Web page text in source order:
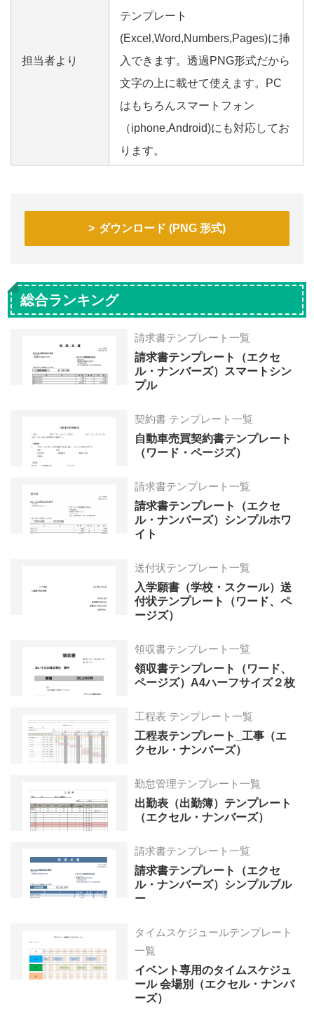
担当者より
テンプレート
(Excel,Word,Numbers,Pages)に挿
入できます。透過PNG形式だから
文字の上に載せて使えます。PC
はもちろんスマートフォン
（iphone,Android)にも対応してお
ります。
ダウンロード (PNG 形式)
総合ランキング
請求書テンプレート一覧
請求書テンプレート（エクセ
ル・ナンバーズ）スマートシン
プル
契約書 テンプレート一覧
自動車売買契約書テンプレート
（ワード・ページズ）
請求書テンプレート一覧
請求書テンプレート（エクセ
ル・ナンバーズ）シンプルホワ
イト
送付状テンプレート一覧
入学願書（学校・スクール）送
付状テンプレート（ワード、ペ
ージズ）
領収書テンプレート一覧
領収書テンプレート（ワード、
ページズ）A4ハーフサイズ２枚
工程表 テンプレート一覧
工程表テンプレート_工事（エ
クセル・ナンバーズ）
勤怠管理テンプレート一覧
出勤表（出勤簿）テンプレート
（エクセル・ナンバーズ）
請求書テンプレート一覧
請求書テンプレート（エクセ
ル・ナンバーズ）シンプルブル
ー
タイムスケジュールテンプレート
一覧
イベント専用のタイムスケジュ
ール 会場別（エクセル・ナンバ
ーズ）